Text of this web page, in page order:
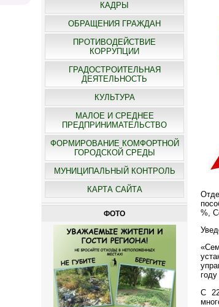
КАДРЫ
ОБРАЩЕНИЯ ГРАЖДАН
ПРОТИВОДЕЙСТВИЕ
КОРРУПЦИИ
ГРАДОСТРОИТЕЛЬНАЯ
ДЕЯТЕЛЬНОСТЬ
КУЛЬТУРА
МАЛОЕ И СРЕДНЕЕ
ПРЕДПРИНИМАТЕЛЬСТВО
ФОРМИРОВАНИЕ КОМФОРТНОЙ
ГОРОДСКОЙ СРЕДЫ
МУНИЦИПАЛЬНЫЙ КОНТРОЛЬ
КАРТА САЙТА
ФОТО
%,
С